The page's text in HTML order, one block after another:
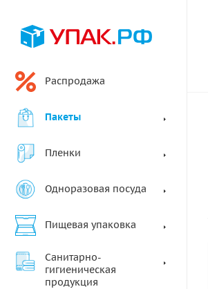
Распродажа
Пакеты
Пленки
Одноразовая посуда
Пищевая упаковка
Санитарно-
гигиеническая
продукция